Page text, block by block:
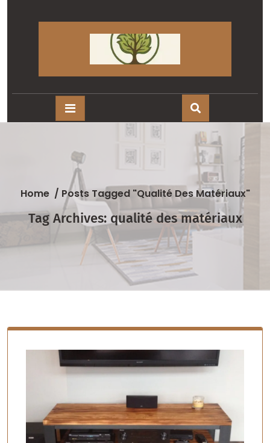
Home/ Posts Tagged "qualité Des Matériaux"
Tag Archives: qualité des matériaux